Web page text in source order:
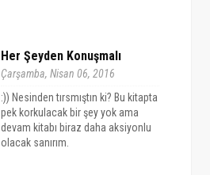
Her Şeyden Konuşmalı
Çarşamba, Nisan 06, 2016
:)) Nesinden tırsmıştın ki? Bu kitapta
pek korkulacak bir şey yok ama
devam kitabı biraz daha aksiyonlu
olacak sanırım.